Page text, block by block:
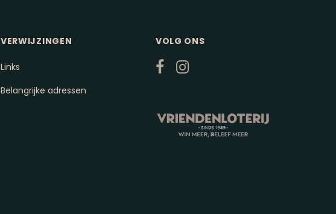
VERWIJZINGEN
Links
Belangrijke adressen
VOLG ONS